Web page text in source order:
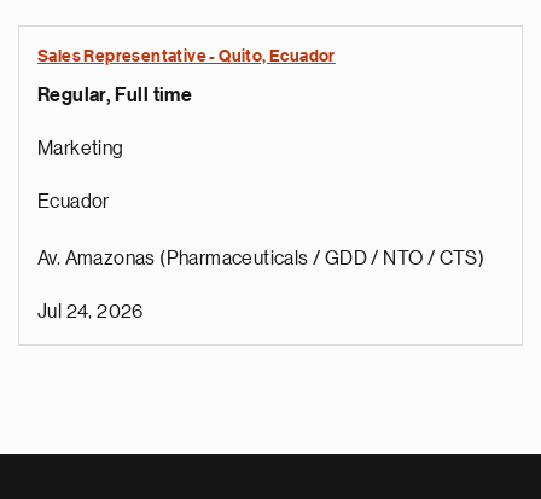
Sales Representative - Quito, Ecuador
Regular, Full time
Marketing
Ecuador
Av. Amazonas (Pharmaceuticals / GDD / NTO / CTS)
Jul 24, 2026